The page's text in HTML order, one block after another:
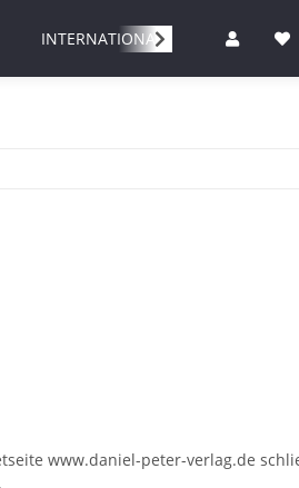
INTERNATIONAL
www.daniel-peter-verlag.de